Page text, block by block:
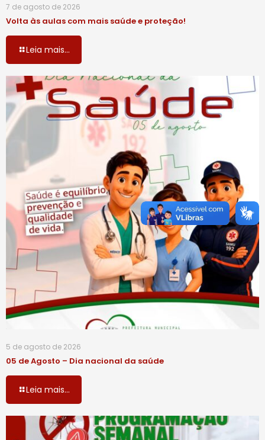
7 de agosto de 2026
Volta às aulas com mais saúde e proteção!
Leia mais...
5 de agosto de 2026
05 de Agosto – Dia nacional da saúde
Leia mais...